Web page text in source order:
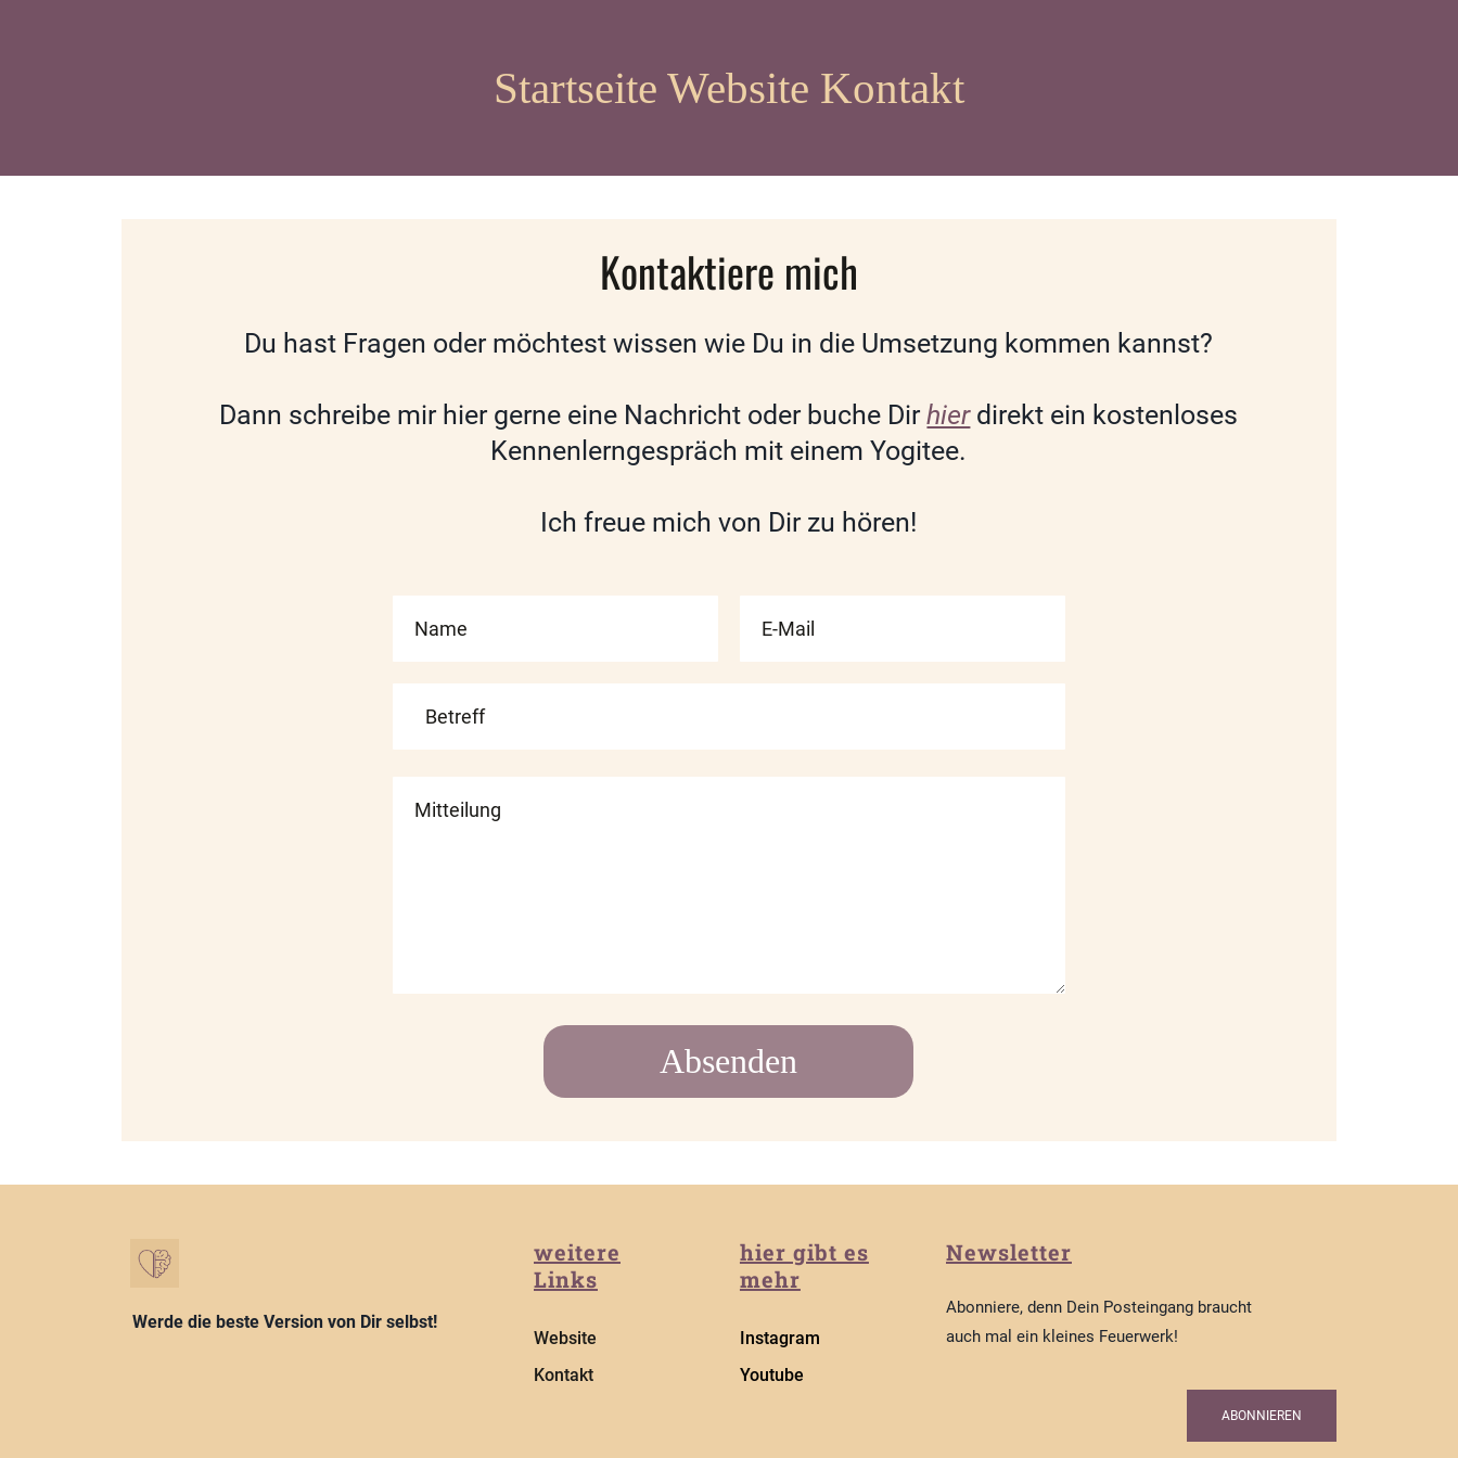
Startseite Website Kontakt
Kontaktiere mich
Du hast Fragen oder möchtest wissen wie Du in die Umsetzung kommen kannst?
Dann schreibe mir hier gerne eine Nachricht oder buche Dirhierdirekt ein kostenloses
Kennenlerngespräch mit einem Yogitee.
Ich freue mich von Dir zu hören!
Absenden
Werde die beste Version von Dir selbst!
weitere
Links
Website
Kontakt
hier gibt es
mehr
Instagram
Youtube
Newsletter
Abonniere, denn Dein Posteingang braucht
auch mal ein kleines Feuerwerk!
ABONNIEREN